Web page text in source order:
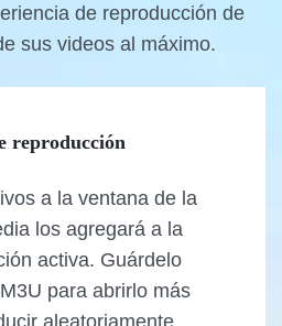
de reproducción de
sus videos al máximo.
reproducción
a la ventana de la
los agregará a la
activa. Guárdelo
para abrirlo más
aleatoriamente,